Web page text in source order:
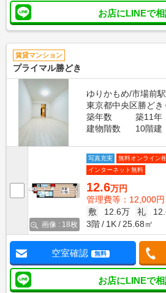
お店にLINEで
賃貸マンション
プライマル勝どき
ゆりかもめ/市場前
東京都中央区勝どき
築年数
築11年
建物階数
10階建
画像 : 18枚
写真充実
無料オンライン
インターネット無料
12.6万円
管理費等：12,000円
敷
12.6万 礼
3階
1K 25.68㎡
空室確認 無料
お店にLINEで